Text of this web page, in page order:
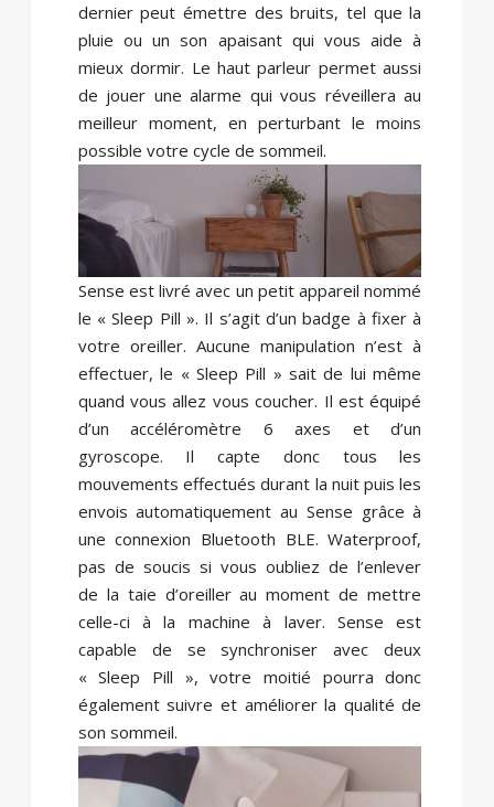
dernier peut émettre des bruits, tel que la
pluie ou un son apaisant qui vous aide à
mieux dormir. Le haut parleur permet aussi
de jouer une alarme qui vous réveillera au
meilleur moment, en perturbant le moins
possible votre cycle de sommeil.
Sense est livré avec un petit appareil nommé
le « Sleep Pill ». Il s’agit d’un badge à fixer à
votre oreiller. Aucune manipulation n’est à
effectuer, le « Sleep Pill » sait de lui même
quand vous allez vous coucher. Il est équipé
d’un accéléromètre 6 axes et d’un
gyroscope. Il capte donc tous les
mouvements effectués durant la nuit puis les
envois automatiquement au Sense grâce à
une connexion Bluetooth BLE. Waterproof,
pas de soucis si vous oubliez de l’enlever
de la taie d’oreiller au moment de mettre
celle-ci à la machine à laver. Sense est
capable de se synchroniser avec deux
« Sleep Pill », votre moitié pourra donc
également suivre et améliorer la qualité de
son sommeil.